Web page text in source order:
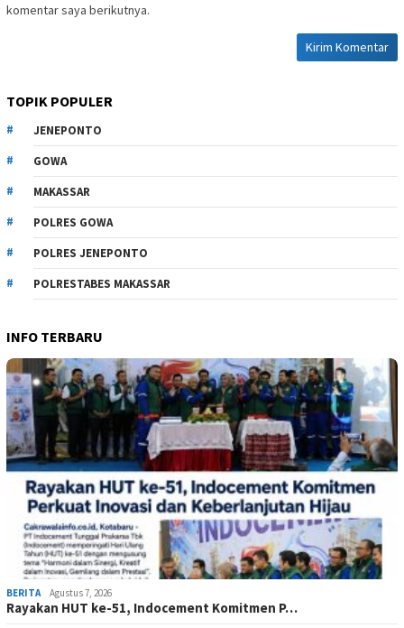
komentar saya berikutnya.
TOPIK POPULER
JENEPONTO
GOWA
MAKASSAR
POLRES GOWA
POLRES JENEPONTO
POLRESTABES MAKASSAR
INFO TERBARU
BERITA Agustus 7, 2026
Rayakan HUT ke-51, Indocement Komitmen P…